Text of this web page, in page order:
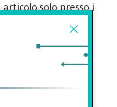
solo presso i